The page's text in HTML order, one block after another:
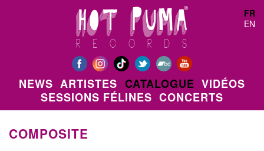
FR
EN
NEWS ARTISTES CATALOGUE VIDÉOS
SESSIONS FÉLINES CONCERTS
COMPOSITE